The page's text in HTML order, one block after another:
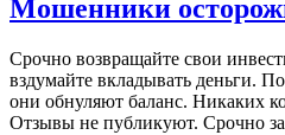
Мошенники
Срочно возвращайте свои
вздумайте вкладывать деньги.
они обнуляют баланс. Никаких
Отзывы не публикуют. Срочно